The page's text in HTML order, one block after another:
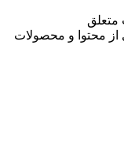
و محصولات